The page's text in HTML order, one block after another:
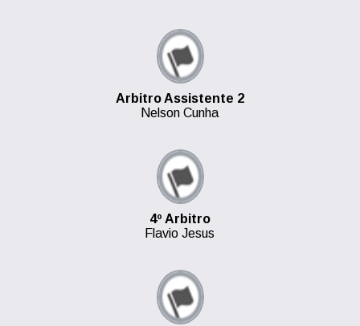
Arbitro Assistente 2
Nelson Cunha
4º Arbitro
Flavio Jesus